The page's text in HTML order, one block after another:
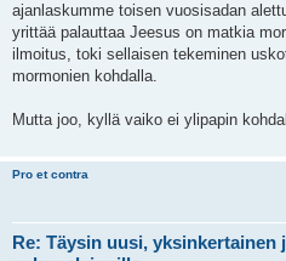
ajanlaskumme toisen vuosisadan
yrittää palauttaa Jeesus on matkia
ilmoitus, toki sellaisen tekeminen
mormonien kohdalla.
Mutta joo, kyllä vaiko ei ylipapin
Pro et contra
Re: Täysin uusi, yksinkertainen